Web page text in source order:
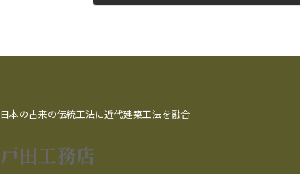
日本の古来の伝統工法に近代建築工法を融合
戸田工務店